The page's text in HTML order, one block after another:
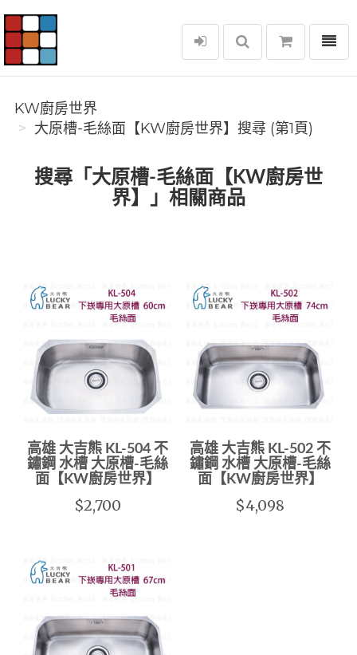
KW廚房世界
選單
KW廚房世界
大原槽-毛絲面【KW廚房世界】搜尋 (第1頁)
搜尋「大原槽-毛絲面【KW廚房世
界】」相關商品
高雄 大吉熊 KL-504 不
鏽鋼 水槽 大原槽-毛絲
面【KW廚房世界】
$2,700
高雄 大吉熊 KL-502 不
鏽鋼 水槽 大原槽-毛絲
面【KW廚房世界】
$4,098